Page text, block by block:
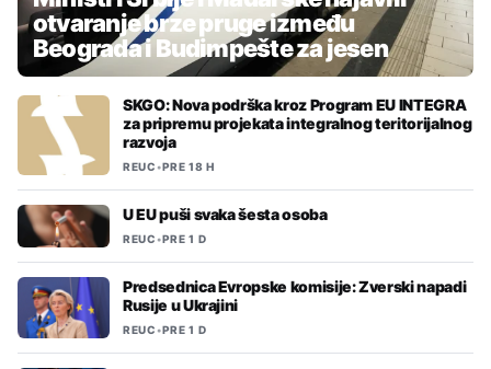
otvaranje brze pruge između
Beograda i Budimpešte za jesen
SKGO: Nova podrška kroz Program EU INTEGRA
za pripremu projekata integralnog teritorijalnog
razvoja
REUC•PRE 18 H
U EU puši svaka šesta osoba
REUC•PRE 1 D
Predsednica Evropske komisije: Zverski napadi
Rusije u Ukrajini
REUC•PRE 1 D